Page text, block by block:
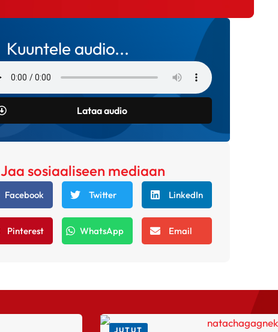
Kuuntele audio...
Lataa audio
Jaa sosiaaliseen mediaan
Facebook Twitter LinkedIn
Pinterest WhatsApp Email
JUTUT